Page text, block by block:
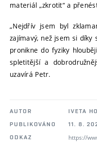
materiál „zkrotit“ a
„Nejdřív jsem byl
zajímavý, než jsem si díky
pronikne do fyziky
spletitější a
uzavírá Petr.
AUTOR
IVETA
PUBLIKOVÁNO
11. 8.
ODKAZ
https://